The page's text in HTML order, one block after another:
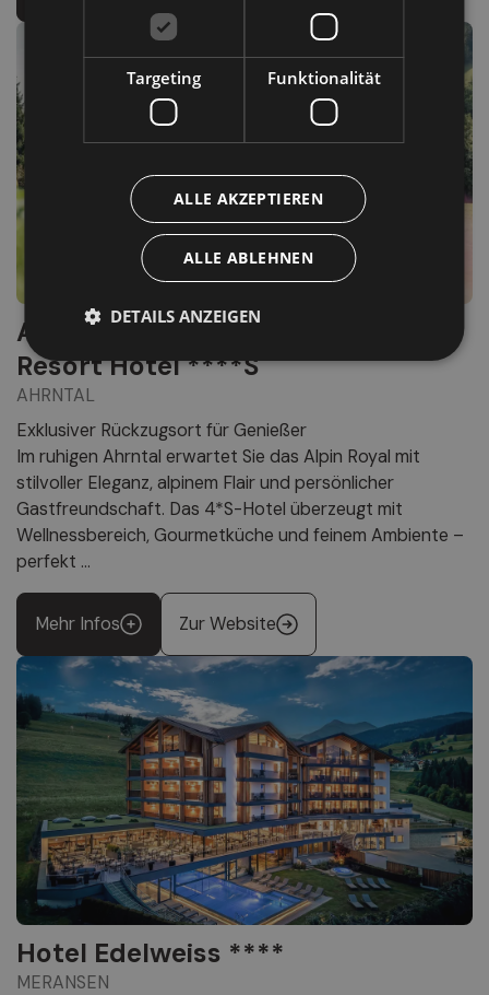
Alpin Royal Wellness Refugium &
Resort Hotel ****S
AHRNTAL
Exklusiver Rückzugsort für Genießer
Im ruhigen Ahrntal erwartet Sie das Alpin Royal mit
stilvoller Eleganz, alpinem Flair und persönlicher
Gastfreundschaft. Das 4*S-Hotel überzeugt mit
Wellnessbereich, Gourmetküche und feinem Ambiente –
perfekt ...
Mehr Infos Zur Website
Hotel Edelweiss ****
MERANSEN
Targeting Funktionalität
ALLE AKZEPTIEREN
ALLE ABLEHNEN
DETAILS ANZEIGEN